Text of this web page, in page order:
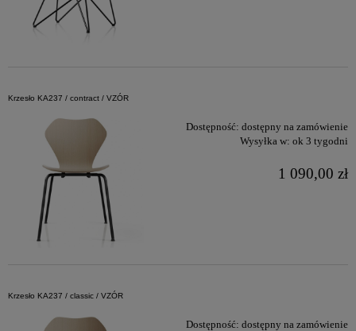
Krzesło KA237 / contract / VZÓR
Dostępność: dostępny na zamówienie
Wysyłka w: ok 3 tygodni
1 090,00 zł
Krzesło KA237 / classic / VZÓR
Dostępność: dostępny na zamówienie